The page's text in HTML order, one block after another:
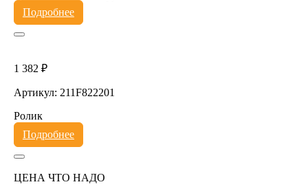
Подробнее
1 382 ₽
Артикул: 211F822201
Ролик
Подробнее
ЦЕНА ЧТО НАДО